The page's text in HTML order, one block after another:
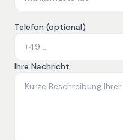
Telefon (optional)
Ihre Nachricht